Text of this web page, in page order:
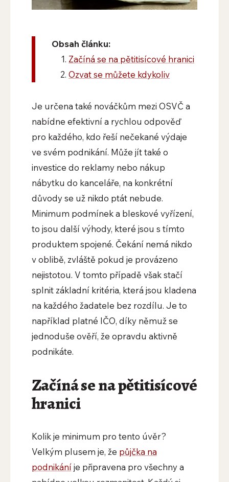
Obsah článku:
Začíná se na pětitisícové hranici
Ozvat se můžete kdykoliv
Je určena také nováčkům mezi OSVČ a
nabídne efektivní a rychlou odpověď
pro každého, kdo řeší nečekané výdaje
ve svém podnikání. Může jít také o
investice do reklamy nebo nákup
nábytku do kanceláře, na konkrétní
důvody se už nikdo ptát nebude.
Minimum podmínek a bleskové vyřízení,
to jsou další výhody, které jsou s tímto
produktem spojené. Čekání nemá nikdo
v oblibě, zvláště pokud je provázeno
nejistotou. V tomto případě však stačí
splnit základní kritéria, která jsou kladena
na každého žadatele bez rozdílu. Je to
například platné IČO, díky němuž se
jednoduše ověří, že opravdu aktivně
podnikáte.
Začíná se na pětitisícové
hranici
Kolik je minimum pro tento úvěr?
Velkým plusem je, že půjčka na
podnikáníje připravena pro všechny a